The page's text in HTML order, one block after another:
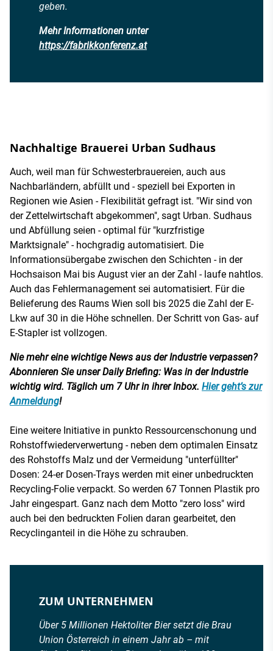
geben.
Mehr Informationen unter
https://fabrikkonferenz.at
Nachhaltige Brauerei Urban Sudhaus
Auch, weil man für Schwesterbrauereien, auch aus
Nachbarländern, abfüllt und - speziell bei Exporten in
Regionen wie Asien - Flexibilität gefragt ist. "Wir sind von
der Zettelwirtschaft abgekommen", sagt Urban. Sudhaus
und Abfüllung seien - optimal für "kurzfristige
Marktsignale" - hochgradig automatisiert. Die
Informationsübergabe zwischen den Schichten - in der
Hochsaison Mai bis August vier an der Zahl - laufe nahtlos.
Auch das Fehlermanagement sei automatisiert. Für die
Belieferung des Raums Wien soll bis 2025 die Zahl der E-
Lkw auf 30 in die Höhe schnellen. Der Schritt von Gas- auf
E-Stapler ist vollzogen.
Nie mehr eine wichtige News aus der Industrie verpassen?
Abonnieren Sie unser Daily Briefing: Was in der Industrie
wichtig wird. Täglich um 7 Uhr in ihrer Inbox. Hier geht’s zur
Anmeldung!
Eine weitere Initiative in punkto Ressourcenschonung und
Rohstoffwiederverwertung - neben dem optimalen Einsatz
des Rohstoffs Malz und der Vermeidung "unterfüllter"
Dosen: 24-er Dosen-Trays werden mit einer unbedruckten
Recycling-Folie verpackt. So werden 67 Tonnen Plastik pro
Jahr eingespart. Ganz nach dem Motto "zero loss" wird
auch bei den bedruckten Folien daran gearbeitet, den
Recyclinganteil in die Höhe zu schrauben.
ZUM UNTERNEHMEN
Über 5 Millionen Hektoliter Bier setzt die Brau
Union Österreich in einem Jahr ab – mit